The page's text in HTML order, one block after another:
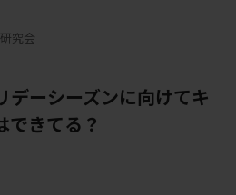
究会
デーシーズンに向けてキ
できてる？